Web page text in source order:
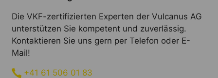
Die VKF-zertifizierten Experten der Vulcanus AG
unterstützen Sie kompetent und zuverlässig.
Kontaktieren Sie uns gern per Telefon oder E-
Mail!
+41 61 506 01 83